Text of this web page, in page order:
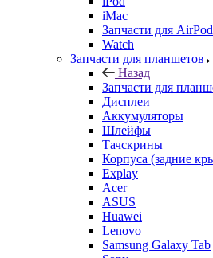
iMac
Запчасти для
Watch
Запчасти для планшетов
Назад
Запчасти для
Дисплеи
Аккумуляторы
Шлейфы
Тачскрины
Корпуса (задние
Explay
Acer
ASUS
Huawei
Lenovo
Samsung Galaxy Tab